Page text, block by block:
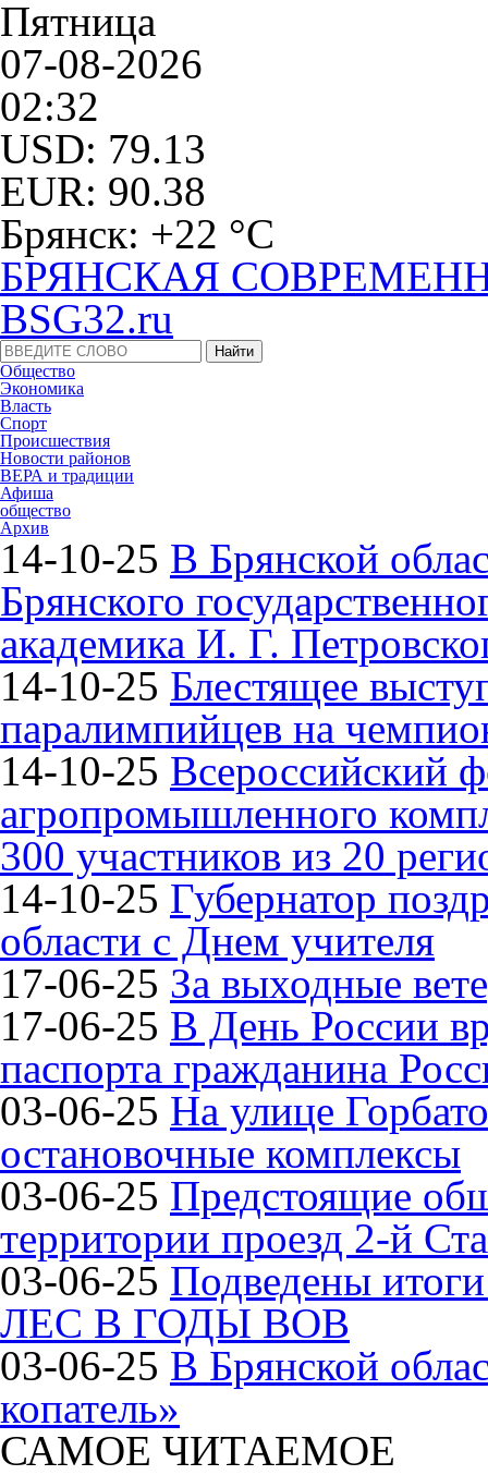
Пятница
07-08-2026
02:32
USD: 79.13
EUR: 90.38
Брянск: +22 °С
БРЯНСКАЯ
BSG32.ru
Общество
Экономика
Власть
Спорт
Происшествия
Новости районов
ВЕРА и традиции
Афиша
общество
Архив
14-10-25 В Брянской
Брянского
академика И. Г.
14-10-25 Блестящее
паралимпийцев на
14-10-25 Всероссийский
агропромышленного
300 участников из 20
14-10-25 Губернатор
области с Днем учителя
17-06-25 За выходные
17-06-25 В День России
паспорта гражданина
03-06-25 На улице
остановочные комплексы
03-06-25 Предстоящие
территории проезд 2-й
03-06-25 Подведены
ЛЕС В ГОДЫ ВОВ
03-06-25 В Брянской
копатель»
САМОЕ ЧИТАЕМОЕ